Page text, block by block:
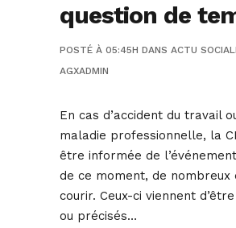
question de
POSTÉ À 05:45H DANS ACTU
AGXADMIN
En cas d’accident du travail
maladie professionnelle, la
être informée de
de ce moment, de nombreux
courir. Ceux-ci viennent
ou précisés…